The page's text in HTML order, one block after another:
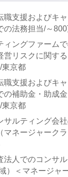
職支援およびキ
の法務担当/～
ィングファーム
営リスクに関す
東京都
職支援およびキ
の補助金・助成
東京都
サルティング会
マネージャーク
法人でのコンサ
）＜マネージャ